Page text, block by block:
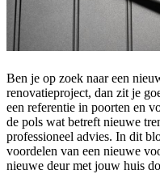
Ben je op zoek naar een
renovatieproject, dan zit je
een referentie in poorten en
de pols wat betreft nieuwe
professioneel advies. In dit
voordelen van een nieuwe
nieuwe deur met jouw huis